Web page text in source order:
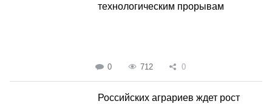
технологическим прорывам
0 712 0
Российских аграриев ждет рост